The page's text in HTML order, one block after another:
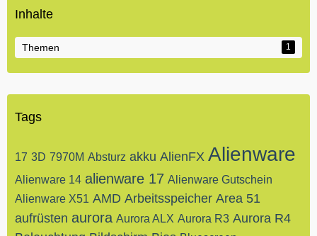
Inhalte
Themen 1
Tags
17 3D 7970M Absturz akku AlienFX Alienware
Alienware 14 alienware 17 Alienware Gutschein
Alienware X51 AMD Arbeitsspeicher Area 51
aufrüsten aurora Aurora ALX Aurora R3 Aurora R4